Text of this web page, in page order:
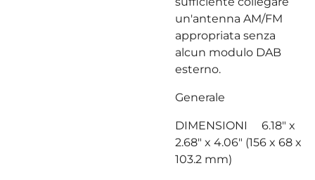
un'antenna AM/FM
appropriata senza
alcun modulo DAB
esterno.
Generale
DIMENSIONI 6.18" x
2.68" x 4.06" (156 x 68 x
103.2 mm)